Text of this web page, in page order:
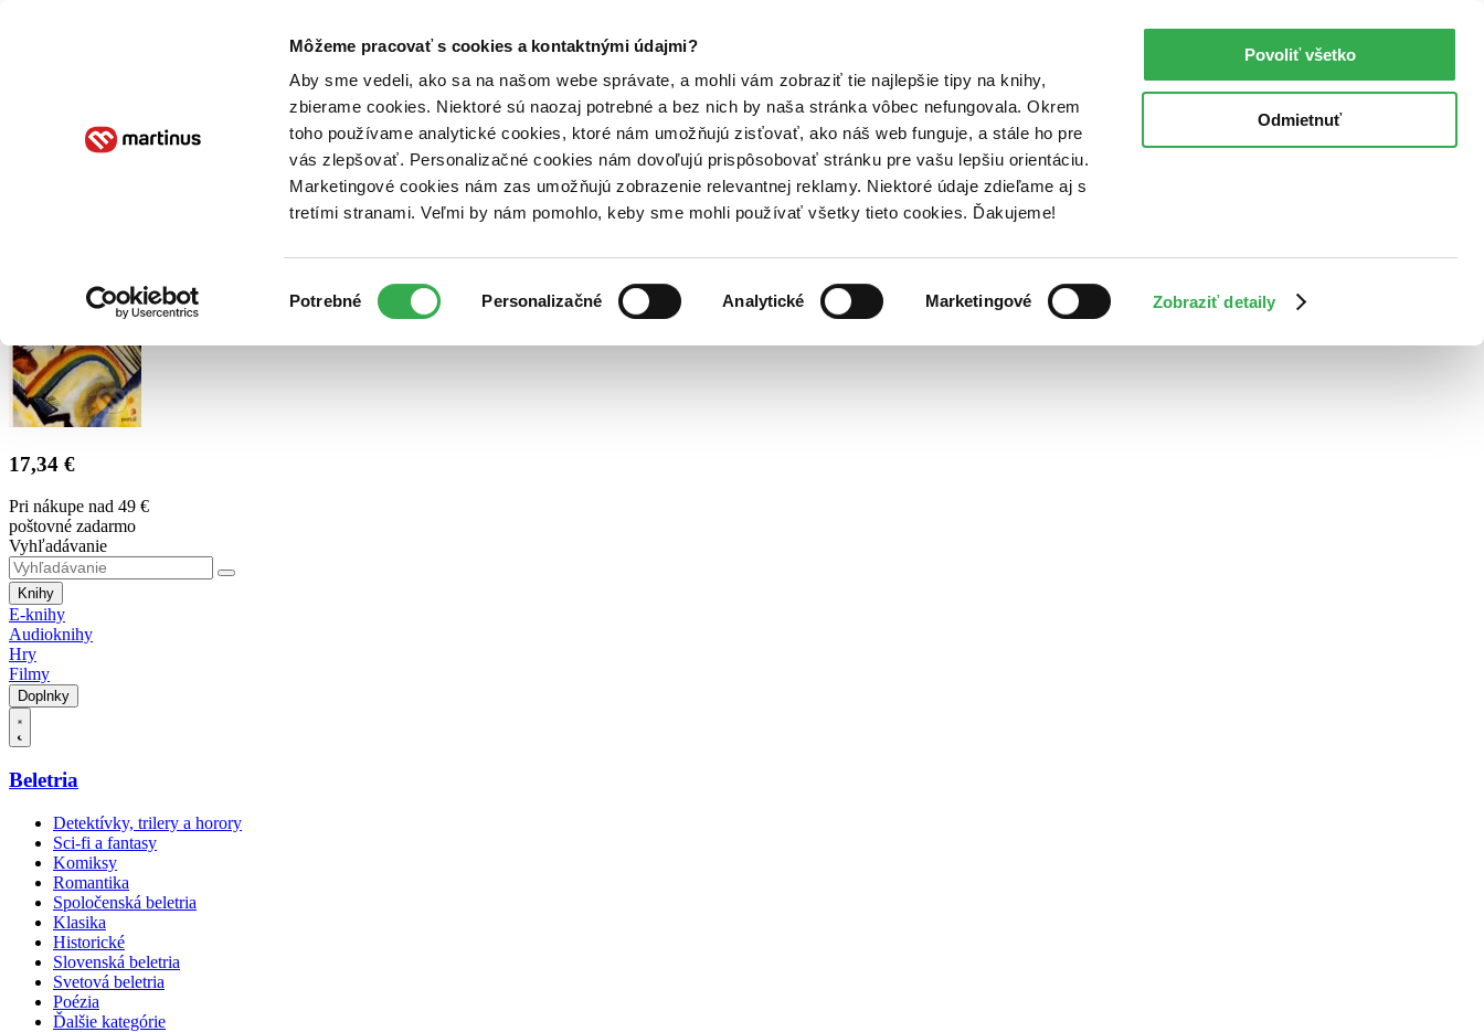
Môžeme pracovať s cookies a kontaktnými údajmi?
Aby sme vedeli, ako sa na našom webe správate, a mohli vám zobraziť tie najlepšie tipy na knihy,
zbierame cookies. Niektoré sú naozaj potrebné a bez nich by naša stránka vôbec nefungovala. Okrem
toho používame analytické cookies, ktoré nám umožňujú zisťovať, ako náš web funguje, a stále ho pre
vás zlepšovať. Personalizačné cookies nám dovoľujú prispôsobovať stránku pre vašu lepšiu orientáciu.
Marketingové cookies nám zas umožňujú zobrazenie relevantnej reklamy. Niektoré údaje zdieľame aj s
tretími stranami. Veľmi by nám pomohlo, keby sme mohli používať všetky tieto cookies. Ďakujeme!
súhlasu
Potrebné Personalizačné Analytické Marketingové Zobraziť detaily
Povoliť všetko
Odmietnuť
Poukážky Kontakt
17,34 €
Pri nákupe nad 49 €
poštovné zadarmo
Vyhľadávanie
Knihy
E-knihy
Audioknihy
Hry
Filmy
Doplnky
Beletria
Detektívky, trilery a horory
Sci-fi a fantasy
Komiksy
Romantika
Spoločenská beletria
Klasika
Historické
Slovenská beletria
Svetová beletria
Poézia
Ďalšie kategórie